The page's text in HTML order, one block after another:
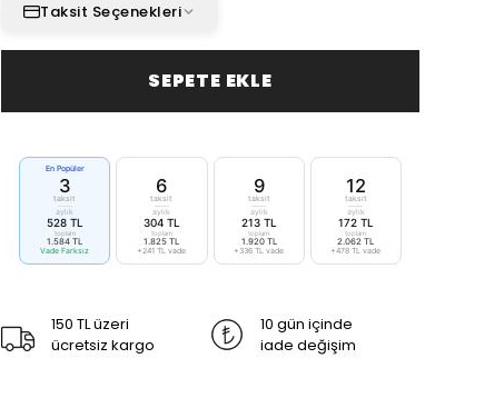
Taksit Seçenekleri
SEPETE EKLE
En Popüler
3
taksit
aylık
528 TL
toplam
1.584 TL
Vade Farksız
6
taksit
aylık
304 TL
toplam
1.825 TL
+241 TL vade
9
taksit
aylık
213 TL
toplam
1.920 TL
+336 TL vade
12
taksit
aylık
172 TL
toplam
2.062 TL
+478 TL vade
150 TL üzeri
ücretsiz kargo
10 gün içinde
iade değişim